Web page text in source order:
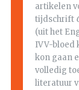
artikelen
tijdschrift
(uit het
IVV-bloed
kon gaan
volledig
literatuur